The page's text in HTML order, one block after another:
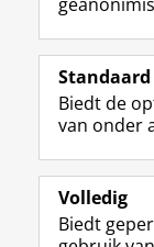
Studiekiezers
Alumni
Over ons
Standaard
Biedt de
van onder
Volledig
Biedt